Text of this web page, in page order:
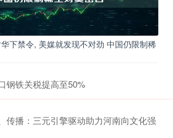
下禁令, 美媒就发现不对劲 中国仍限制稀
钢铁关税提高至50%
传播：三元引擎驱动助力河南向文化强